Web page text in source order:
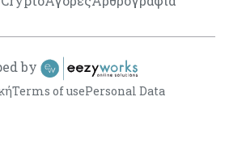
Terms of usePersonal Data
by